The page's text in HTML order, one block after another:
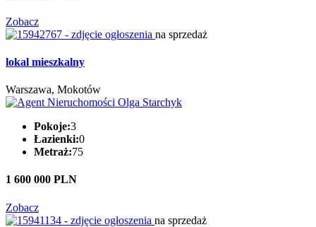
Zobacz
na sprzedaż
lokal mieszkalny
Warszawa, Mokotów
Pokoje:3
Łazienki:0
Metraż:75
1 600 000 PLN
Zobacz
na sprzedaż